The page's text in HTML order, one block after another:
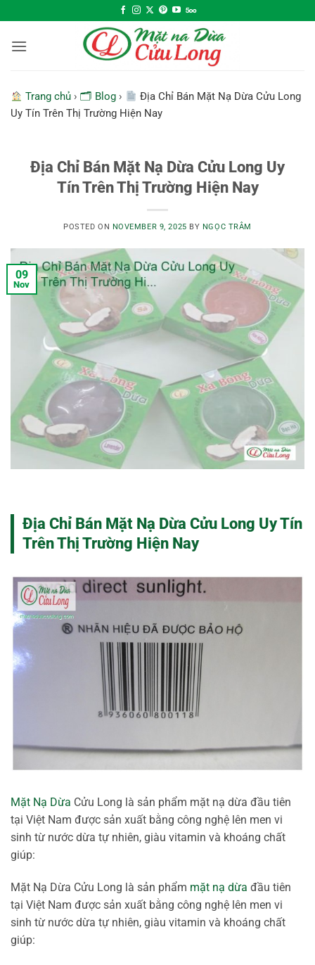
to
content
Trang chủ ›🗂 Blog ›
Địa Chỉ Bán Mặt Nạ Dừa Cửu Long
Uy Tín Trên Thị Trường Hiện Nay
Địa Chỉ Bán Mặt Nạ Dừa Cửu Long Uy
Tín Trên Thị Trường Hiện Nay
POSTED ON NOVEMBER 9, 2025 BY NGỌC TRÂM
09
Nov
Địa Chỉ Bán Mặt Nạ Dừa Cửu Long Uy Tín
Trên Thị Trường Hiện Nay
Mặt Nạ Dừa Cửu Long là sản phẩm mặt nạ dừa đầu tiên
tại Việt Nam được sản xuất bằng công nghệ lên men vi
sinh từ nước dừa tự nhiên, giàu vitamin và khoáng chất
giúp:
Mặt Nạ Dừa Cửu Long là sản phẩm mặt nạ dừa đầu tiên
tại Việt Nam được sản xuất bằng công nghệ lên men vi
sinh từ nước dừa tự nhiên, giàu vitamin và khoáng chất
giúp: